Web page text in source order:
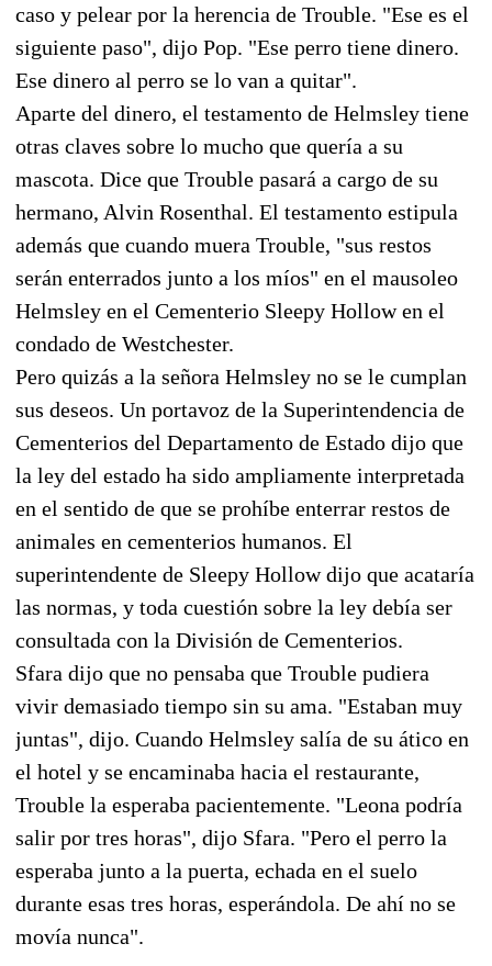
caso y pelear por la herencia de Trouble. "Ese es el
siguiente paso", dijo Pop. "Ese perro tiene dinero.
Ese dinero al perro se lo van a quitar".
Aparte del dinero, el testamento de Helmsley tiene
otras claves sobre lo mucho que quería a su
mascota. Dice que Trouble pasará a cargo de su
hermano, Alvin Rosenthal. El testamento estipula
además que cuando muera Trouble, "sus restos
serán enterrados junto a los míos" en el mausoleo
Helmsley en el Cementerio Sleepy Hollow en el
condado de Westchester.
Pero quizás a la señora Helmsley no se le cumplan
sus deseos. Un portavoz de la Superintendencia de
Cementerios del Departamento de Estado dijo que
la ley del estado ha sido ampliamente interpretada
en el sentido de que se prohíbe enterrar restos de
animales en cementerios humanos. El
superintendente de Sleepy Hollow dijo que acataría
las normas, y toda cuestión sobre la ley debía ser
consultada con la División de Cementerios.
Sfara dijo que no pensaba que Trouble pudiera
vivir demasiado tiempo sin su ama. "Estaban muy
juntas", dijo. Cuando Helmsley salía de su ático en
el hotel y se encaminaba hacia el restaurante,
Trouble la esperaba pacientemente. "Leona podría
salir por tres horas", dijo Sfara. "Pero el perro la
esperaba junto a la puerta, echada en el suelo
durante esas tres horas, esperándola. De ahí no se
movía nunca".